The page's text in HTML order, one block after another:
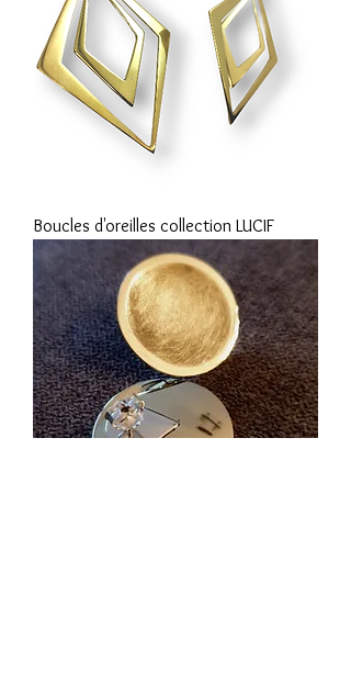
Boucles d'oreilles collection LUCIF